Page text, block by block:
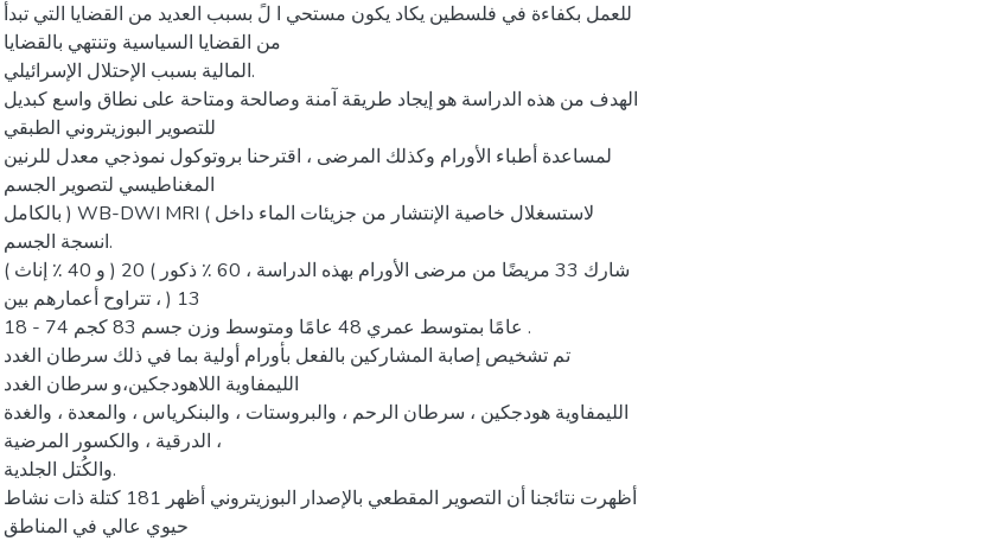
للعمل بكفاءة في فلسطين يكاد يكون مستحي ا لً بسبب العديد من القضايا التي تبدأ
من القضايا السياسية وتنتهي بالقضايا
المالية بسبب الإحتلال الإسرائيلي.
الهدف من هذه الدراسة هو إيجاد طريقة آمنة وصالحة ومتاحة على نطاق واسع كبديل
للتصوير البوزيتروني الطبقي
لمساعدة أطباء الأورام وكذلك المرضى ، اقترحنا بروتوكول نموذجي معدل للرنين
المغناطيسي لتصوير الجسم
بالكامل ) WB-DWI MRI ( لاستسغلال خاصية الإنتشار من جزيئات الماء داخل
انسجة الجسم.
شارك 33 مريضًا من مرضى الأورام بهذه الدراسة ، 60 ٪ ذكور ) 20 ( و 40 ٪ إناث )
13 ( ، تتراوح أعمارهم بين
18 - 74 عامًا بمتوسط عمري 48 عامًا ومتوسط وزن جسم 83 كجم .
تم تشخيص إصابة المشاركين بالفعل بأورام أولية بما في ذلك سرطان الغدد
الليمفاوية اللاهودجكين،و سرطان الغدد
الليمفاوية هودجكين ، سرطان الرحم ، والبروستات ، والبنكرياس ، والمعدة ، والغدة
الدرقية ، والكسور المرضية ،
والكُتل الجلدية.
أظهرت نتائجنا أن التصوير المقطعي بالإصدار البوزيتروني أظهر 181 كتلة ذات نشاط
حيوي عالي في المناطق